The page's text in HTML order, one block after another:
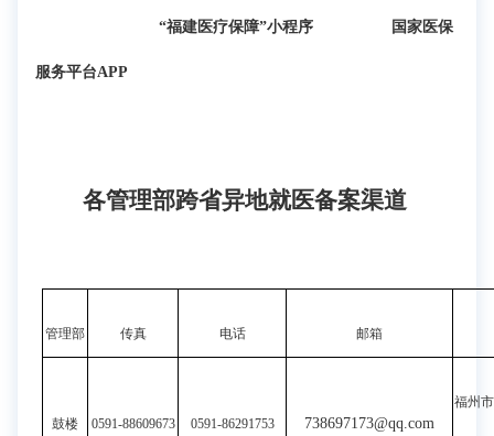
“福建医疗保障”小程序 国家医保
服务平台APP
各管理部跨省异地就医备案渠道
管理部 传真 电话 邮箱
鼓楼 0591-88609673 0591-86291753 738697173@qq.com
福州